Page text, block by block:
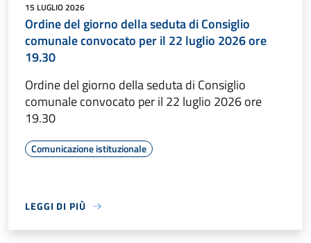
15 LUGLIO 2026
Ordine del giorno della seduta di Consiglio
comunale convocato per il 22 luglio 2026 ore
19.30
Ordine del giorno della seduta di Consiglio
comunale convocato per il 22 luglio 2026 ore
19.30
Comunicazione istituzionale
LEGGI DI PIÙ